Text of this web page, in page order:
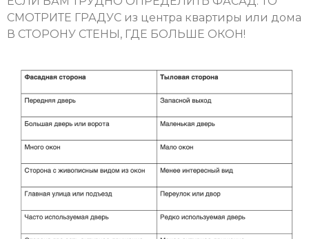
СМОТРИТЕ ГРАДУС из центра квартиры или дома
В СТОРОНУ СТЕНЫ, ГДЕ БОЛЬШЕ ОКОН!